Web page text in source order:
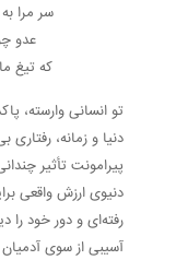
سر مرا
عدو
که تیغ
تو انسانی وارسته،
دنیا و زمانه،
پیرامونت تأثیر
دنیوی ارزش واقعی
رفته‌ای و دور خود را
آسیبی از سوی آدمیان